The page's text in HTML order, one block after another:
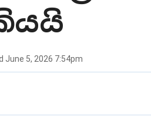
June 5, 2026 7:54pm